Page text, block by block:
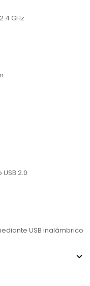
GHz
2.0
USB inalámbrico